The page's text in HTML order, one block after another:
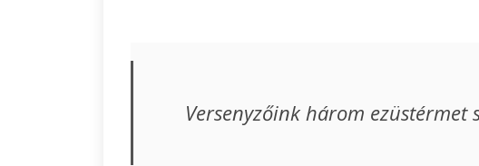
Versenyzőink három ezüstérmet